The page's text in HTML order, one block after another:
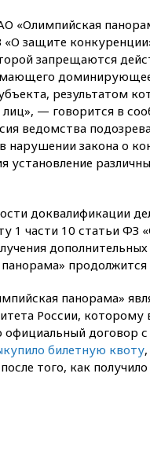
«Олимпийская
«О защите
запрещаются
результатом
— говорится в
ведомства
нарушении закона о
установление
доквалификации
1 части 10 статьи ФЗ
панорама»
России,
официальный договор
билетную квоту
того, как